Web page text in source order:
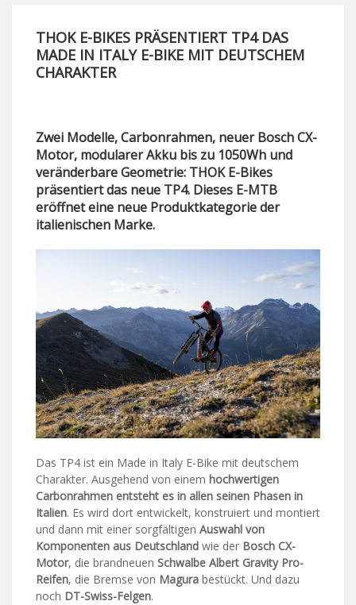
THOK E-BIKES PRÄSENTIERT TP4 DAS
MADE IN ITALY E-BIKE MIT DEUTSCHEM
CHARAKTER
Zwei Modelle, Carbonrahmen, neuer Bosch CX-
Motor, modularer Akku bis zu 1050Wh und
veränderbare Geometrie: THOK E-Bikes
präsentiert das neue TP4. Dieses E-MTB
eröffnet eine neue Produktkategorie der
italienischen Marke.
Das TP4 ist ein Made in Italy E-Bike mit deutschem
Charakter. Ausgehend von einem hochwertigen
Carbonrahmen entsteht es in allen seinen Phasen in
Italien. Es wird dort entwickelt, konstruiert und montiert
und dann mit einer sorgfältigen Auswahl von
Komponenten aus Deutschland wie der Bosch CX-
Motor, die brandneuen Schwalbe Albert Gravity Pro-
Reifen, die Bremse von Magura bestückt. Und dazu
noch DT-Swiss-Felgen.